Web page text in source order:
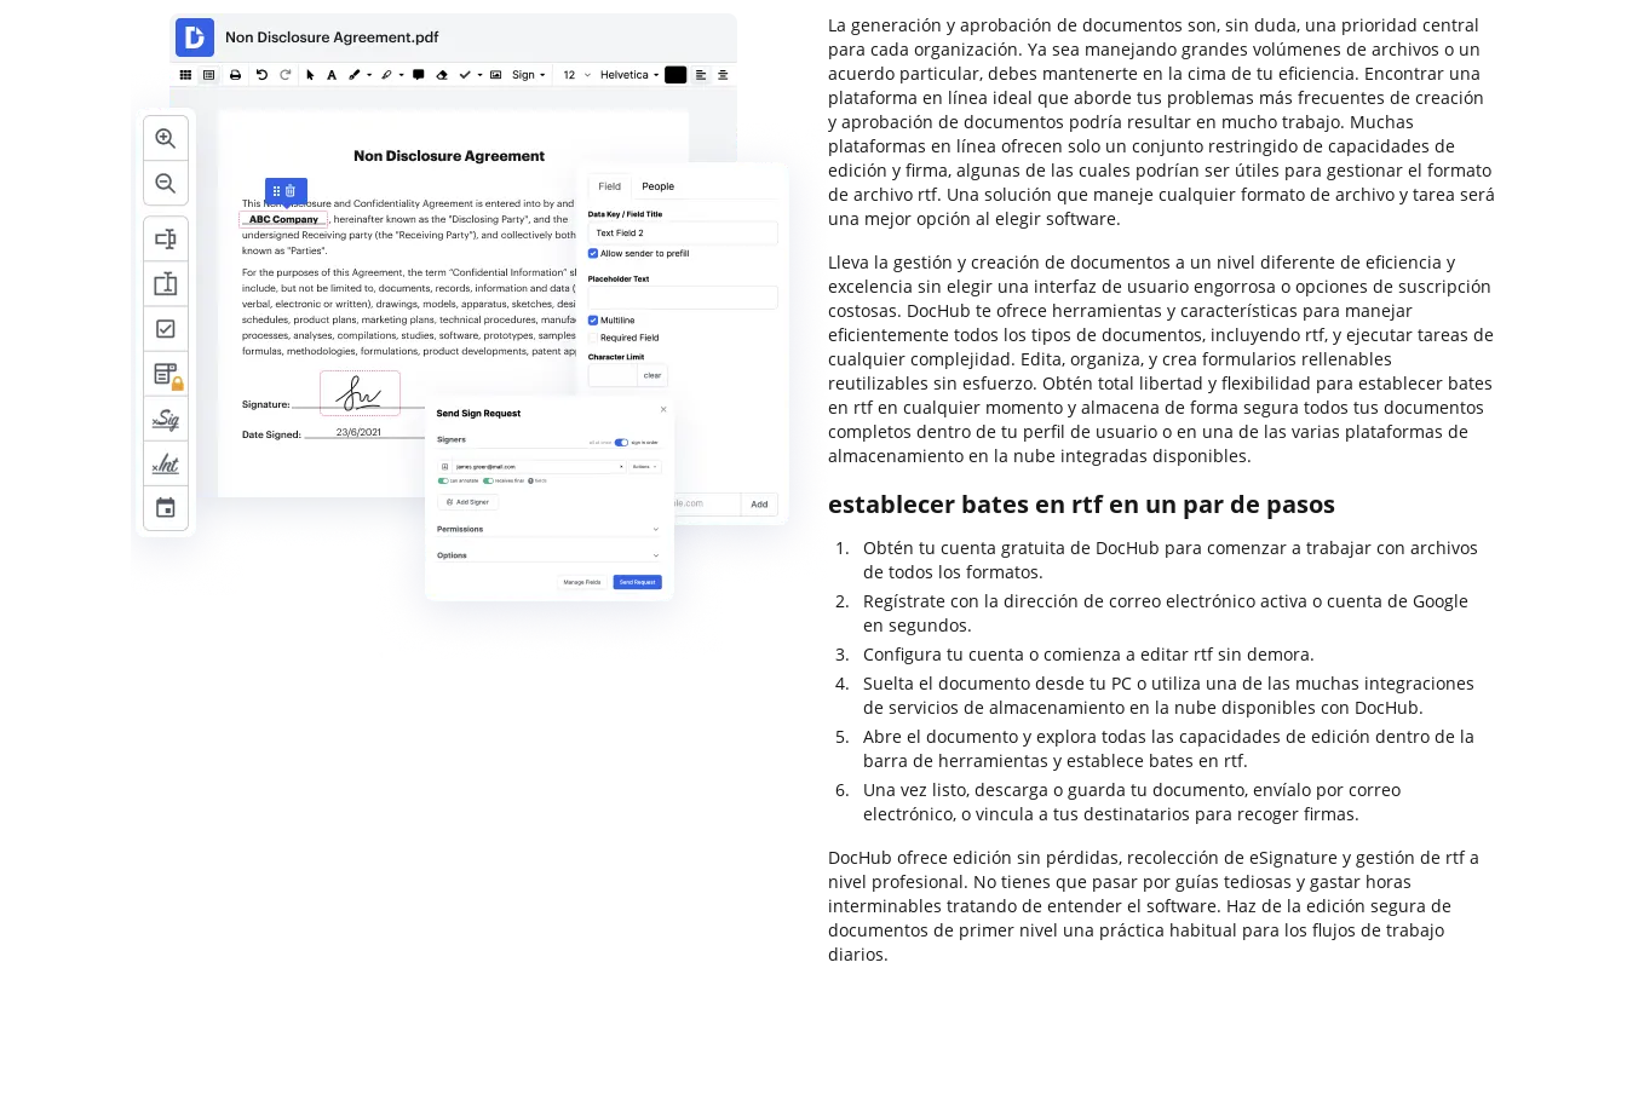
La generación y aprobación de documentos son, sin duda, una prioridad central
para cada organización. Ya sea manejando grandes volúmenes de archivos o un
acuerdo particular, debes mantenerte en la cima de tu eficiencia. Encontrar una
plataforma en línea ideal que aborde tus problemas más frecuentes de creación
y aprobación de documentos podría resultar en mucho trabajo. Muchas
plataformas en línea ofrecen solo un conjunto restringido de capacidades de
edición y firma, algunas de las cuales podrían ser útiles para gestionar el formato
de archivo rtf. Una solución que maneje cualquier formato de archivo y tarea será
una mejor opción al elegir software.
Lleva la gestión y creación de documentos a un nivel diferente de eficiencia y
excelencia sin elegir una interfaz de usuario engorrosa o opciones de suscripción
costosas. DocHub te ofrece herramientas y características para manejar
eficientemente todos los tipos de documentos, incluyendo rtf, y ejecutar tareas de
cualquier complejidad. Edita, organiza, y crea formularios rellenables
reutilizables sin esfuerzo. Obtén total libertad y flexibilidad para establecer bates
en rtf en cualquier momento y almacena de forma segura todos tus documentos
completos dentro de tu perfil de usuario o en una de las varias plataformas de
almacenamiento en la nube integradas disponibles.
establecer bates en rtf en un par de pasos
Obtén tu cuenta gratuita de DocHub para comenzar a trabajar con archivos
de todos los formatos.
Regístrate con la dirección de correo electrónico activa o cuenta de Google
en segundos.
Configura tu cuenta o comienza a editar rtf sin demora.
Suelta el documento desde tu PC o utiliza una de las muchas integraciones
de servicios de almacenamiento en la nube disponibles con DocHub.
Abre el documento y explora todas las capacidades de edición dentro de la
barra de herramientas y establece bates en rtf.
Una vez listo, descarga o guarda tu documento, envíalo por correo
electrónico, o vincula a tus destinatarios para recoger firmas.
DocHub ofrece edición sin pérdidas, recolección de eSignature y gestión de rtf a
nivel profesional. No tienes que pasar por guías tediosas y gastar horas
interminables tratando de entender el software. Haz de la edición segura de
documentos de primer nivel una práctica habitual para los flujos de trabajo
diarios.